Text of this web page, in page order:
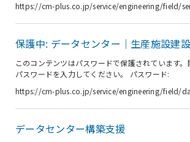
張を計画しているが、人材不足で困っている。 建設
選定評価基準に不安がある。 人材不足により、施
支援します。 計画時から参加し、施主要求事項を纏
https://cm-plus.co.jp/service/engineering/field/
保護中: データセンター｜生産施設建設
このコンテンツはパスワードで保護されています。
パスワードを入力してください。 パスワード:
https://cm-plus.co.jp/service/engineering/field/
データセンター構築支援